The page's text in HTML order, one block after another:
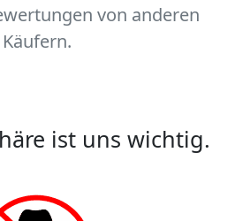
von anderen
Käufern.
ist uns wichtig.